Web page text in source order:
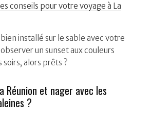
conseils pour votre voyage à La
installé sur le sable avec votre
un sunset aux couleurs
soirs, alors prêts ?
Réunion et nager avec les
?